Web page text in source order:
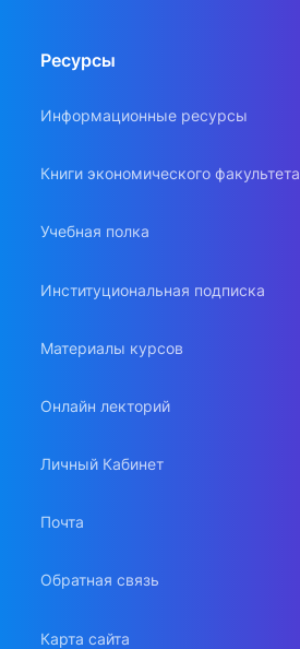
Ресурсы
Информационные ресурсы
Книги экономического факультета
Учебная полка
Институциональная подписка
Материалы курсов
Онлайн лекторий
Личный Кабинет
Почта
Обратная связь
Карта сайта